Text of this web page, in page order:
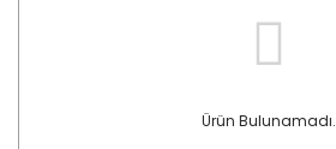
Ürün Bulunamadı.